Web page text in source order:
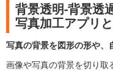
背景透明-背景透
写真加工アプリ
写真の背景を図形の形や、
画像や写真の背景を切り取